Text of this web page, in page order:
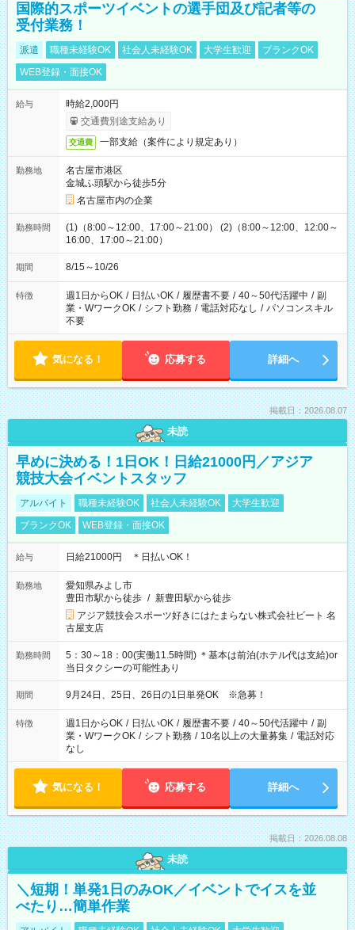
国際的スポーツイベントの選手団及び記者等の
受付業務！
派遣 職種未経験OK 社会人未経験OK 大学生歓迎
ブランクOK
WEB登録・面接OK
給与
時給2,000円
交通費別途支給あり
交通費 一部支給（案件により規定あり）
勤務地
名古屋市港区
金城ふ頭駅から徒歩5分
名古屋市内の企業
勤務時間
(1)（8:00～12:00、17:00～21:00） (2)（8:00～12:00、12:00～
16:00、17:00～21:00）
期間 8/15～10/26
特徴 週1日からOK / 日払いOK / 履歴書不要 / 40～50代活躍中 / 副
業・WワークOK / シフト勤務 / 電話対応なし / パソコンスキル
不要
気になる！ 応募する 詳細へ
掲載日：2026.08.07
未読
早めに決める！1日OK！日給21000円／アジア
競技大会イベントスタッフ
アルバイト 職種未経験OK 社会人未経験OK
大学生歓迎
ブランクOK
WEB登録・面接OK
給与 日給21000円 ＊日払いOK！
勤務地
愛知県みよし市
豊田市駅から徒歩 / 新豊田駅から徒歩
アジア競技会スポーツ好きにはたまらない株式会社ビート 名
古屋支店
勤務時間
5：30～18：00(実働11.5時間) ＊基本は前泊(ホテル代は支給)or
当日タクシーの可能性あり
期間 9月24日、25日、26日の1日単発OK ※急募！
特徴 週1日からOK / 日払いOK / 履歴書不要 / 40～50代活躍中 / 副
業・WワークOK / シフト勤務 / 10名以上の大量募集 / 電話対応
なし
気になる！ 応募する 詳細へ
掲載日：2026.08.08
未読
＼短期！単発1日のみOK／イベントでイスを並
べたり…簡単作業